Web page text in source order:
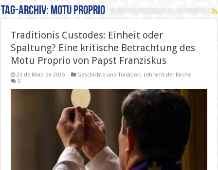
Tag-Archiv: Motu Proprio
Traditionis Custodes: Einheit oder
Spaltung? Eine kritische Betrachtung des
Motu Proprio von Papst Franziskus
23 de März de 2025 Geschichte und Tradition, Lehramt der Kirche
0